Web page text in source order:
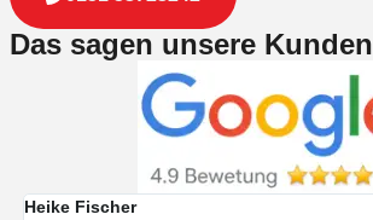
Das sagen unsere Kunden
Heike Fischer